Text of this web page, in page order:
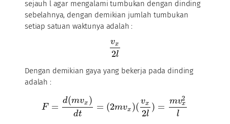
sejauh l agar mengalami tumbukan dengan dinding
sebelahnya, dengan demikian jumlah tumbukan
setiap satuan waktunya adalah :
vx
2l
Dengan demikian gaya yang bekerja pada dinding
adalah :
F =
d(mvx )
dt
= (2mvx )(
vx
2l
) =
mv2
x
l